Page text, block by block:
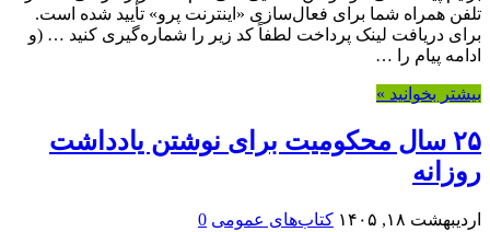
تلفن همراه شما برای فعال‌سازی «اینترنت پرو» تأیید شده است.
برای دریافت لینک پرداخت لطفاً کد زیر را شماره‌گیری کنید … (و
ادامه پیام را …
بیشتر بخوانید »
۲۵ سال محکومیت برای نوشتن یادداشت
روزانه
اردیبهشت ۱۸, ۱۴۰۵ کتاب‌های عمومی 0